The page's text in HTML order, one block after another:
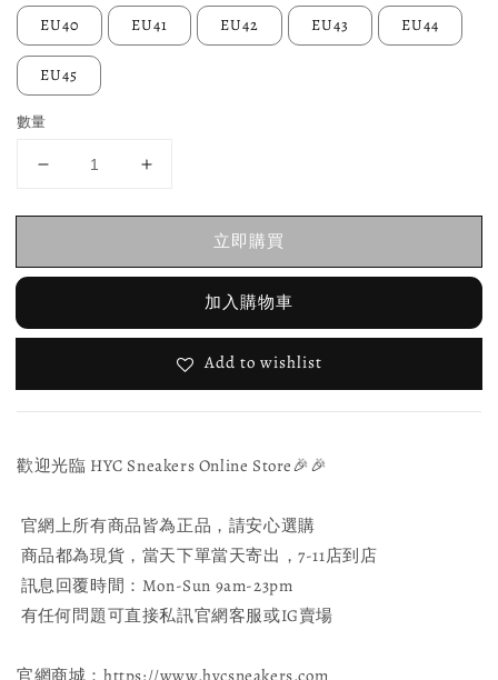
EU40 EU41 EU42 EU43 EU44
EU45
數量
立即購買
加入購物車
Add to wishlist
歡迎光臨 HYC Sneakers Online Store🎉🎉
官網上所有商品皆為正品，請安心選購
商品都為現貨，當天下單當天寄出，7-11店到店
訊息回覆時間：Mon-Sun 9am-23pm
有任何問題可直接私訊官網客服或IG賣場
官網商城：https://www.hycsneakers.com